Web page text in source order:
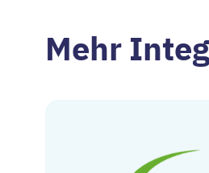
Mehr